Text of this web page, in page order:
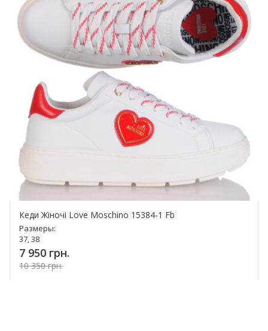
Кеди Жіночі Love Moschino 15384-1 Fb
Размеры:
37, 38
7 950 грн.
10 350 грн.